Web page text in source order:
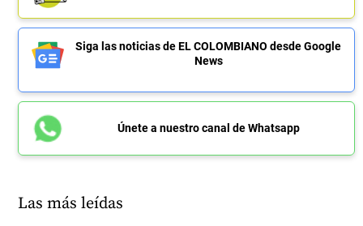
Siga las noticias de EL COLOMBIANO desde Google
News
Únete a nuestro canal de Whatsapp
Las más leídas